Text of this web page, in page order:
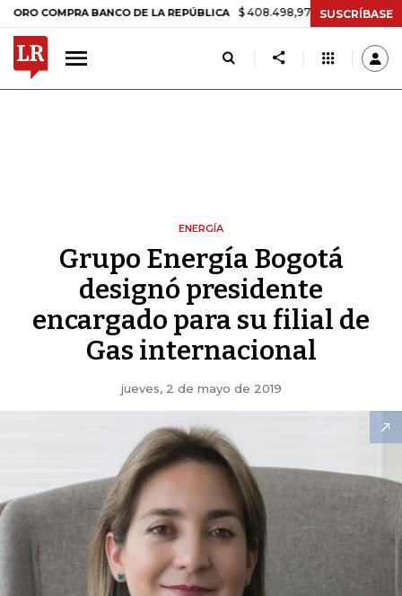
BANCO DE LA REPÚBLICA $ 408.498,97 +$ 8.753,81 +2,19%
SUSCRÍBASE
ENERGÍA
Grupo Energía Bogotá
designó presidente
encargado para su filial de
Gas internacional
jueves, 2 de mayo de 2019